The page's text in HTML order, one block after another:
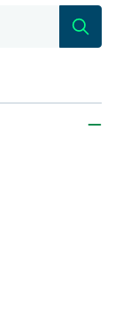
Ricerca